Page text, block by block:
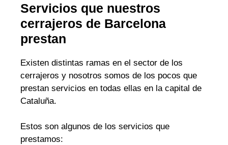
Servicios que nuestros
cerrajeros de Barcelona
prestan
Existen distintas ramas en el sector de los
cerrajeros y nosotros somos de los pocos que
prestan servicios en todas ellas en la capital de
Cataluña.
Estos son algunos de los servicios que
prestamos: